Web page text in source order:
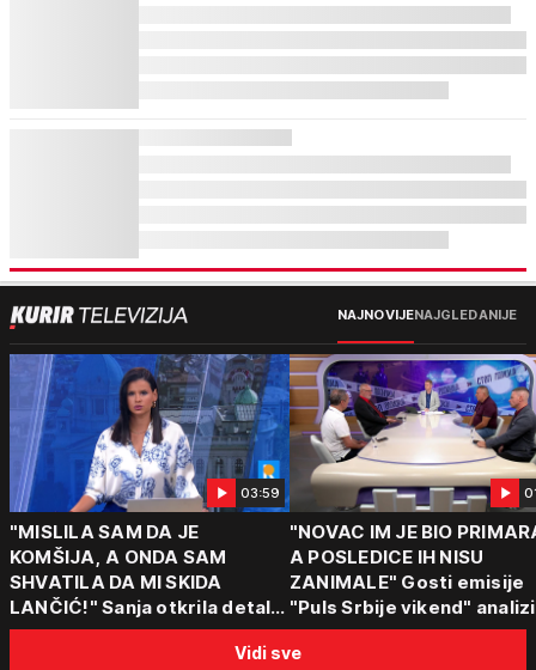
NAJNOVIJENAJGLEDANIJE
03:59
"MISLILA SAM DA JE
KOMŠIJA, A ONDA SAM
SHVATILA DA MI SKIDA
LANČIĆ!" Sanja otkrila detalje
napada u Novom Sadu
"NOVAC IM JE BIO
A POSLEDICE IH NISU
ZANIMALE" Gosti emisije
"Puls Srbije vikend"
slučajeve koji su potresli
Srbiju: Zločin se ne isplati
Vidi sve